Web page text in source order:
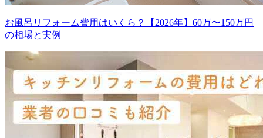
お風呂リフォーム費用はいくら？【2026年】60万〜150万円
の相場と実例